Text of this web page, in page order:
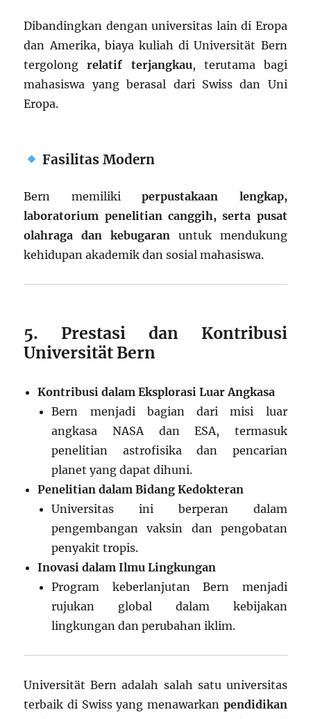
Dibandingkan dengan universitas lain di Eropa
dan Amerika, biaya kuliah di Universität Bern
tergolongrelatif terjangkau, terutama bagi
mahasiswa yang berasal dari Swiss dan Uni
Eropa.
Fasilitas Modern
Bern memilikiperpustakaan lengkap,
laboratorium penelitian canggih, serta pusat
olahraga dan kebugaran untuk mendukung
kehidupan akademik dan sosial mahasiswa.
5. Prestasi dan Kontribusi
Universität Bern
Kontribusi dalam Eksplorasi Luar Angkasa
Bern menjadi bagian dari misi luar
angkasa NASA dan ESA, termasuk
penelitian astrofisika dan pencarian
planet yang dapat dihuni.
Penelitian dalam Bidang Kedokteran
Universitas ini berperan dalam
pengembangan vaksin dan pengobatan
penyakit tropis.
Inovasi dalam Ilmu Lingkungan
Program keberlanjutan Bern menjadi
rujukan global dalam kebijakan
lingkungan dan perubahan iklim.
Universität Bern adalah salah satu universitas
terbaik di Swiss yang menawarkan pendidikan